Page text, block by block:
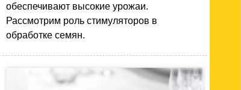
обеспечивают высокие урожаи.
Рассмотрим роль стимуляторов в
обработке семян.